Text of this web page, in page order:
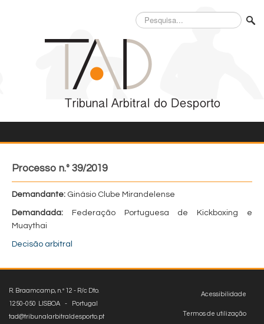
Pesquisa...
Processo n.º 39/2019
Demandante: Ginásio Clube Mirandelense
Demandada: Federação Portuguesa de Kickboxing e
Muaythai
Decisão arbitral
Acessibilidade
Termos de utilização
R. Braamcamp, n.º 12 - R/c Dto.
1250-050 LISBOA - Portugal
tad@tribunalarbitraldesporto.pt